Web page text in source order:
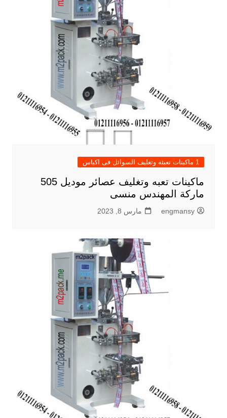
1 ماكينات تعبئة وتغليف السوائل فى اكياس
ماكينات تعبه وتغليف عصائر موديل 505
ماركة المهندس منسى
engmansy مارس 8, 2023